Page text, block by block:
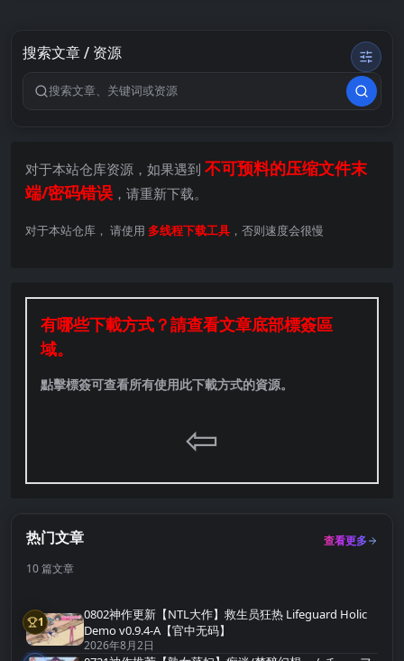
搜索文章 / 资源
搜索关键词
对于本站仓库资源，如果遇到 不可预料的压缩文件末
端/密码错误 ，请重新下载。
对于本站仓库， 请使用 多线程下载工具 ，否则速度会很慢
有哪些下載方式？請查看文章底部標簽區
域。
點擊標簽可查看所有使用此下載方式的資源。
⇦
热门文章
查看更多
10 篇文章
第1名
1
0802神作更新【NTL大作】救生员狂热 Lifeguard Holic
Demo v0.9.4-A【官中无码】
2026年8月2日